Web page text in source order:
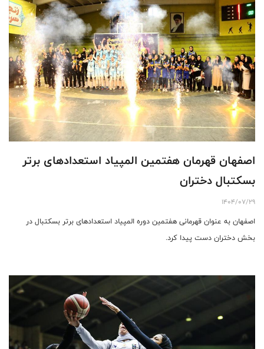
اصفهان قهرمان هفتمین المپیاد استعدادهای برتر
بسکتبال دختران
1404/07/29
اصفهان به عنوان قهرمانی هفتمین دوره المپیاد استعدادهای برتر بسکتبال در
بخش دختران دست پیدا کرد.